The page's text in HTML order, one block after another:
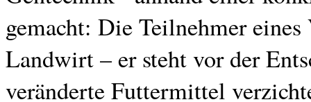
gemacht: Die Teilnehmer
Landwirt – er steht vor der
veränderte Futtermittel